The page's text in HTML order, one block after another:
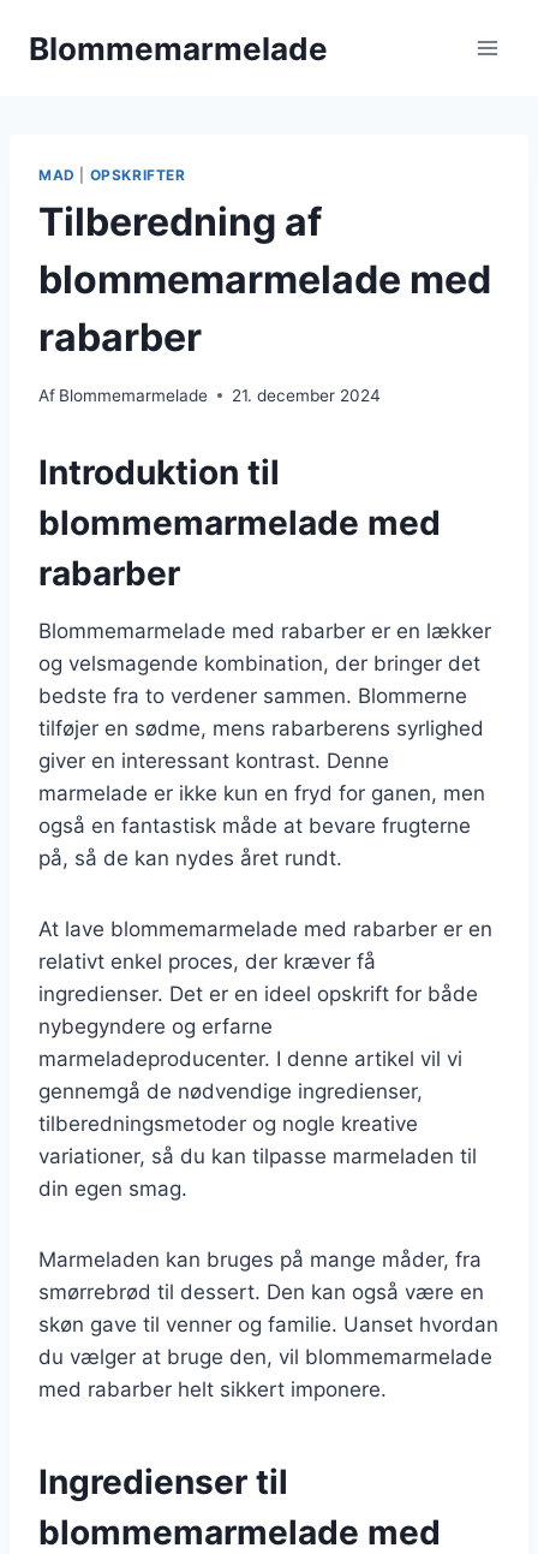
Blommemarmelade
MAD OPSKRIFTER
Tilberedning af
blommemarmelade med
rabarber
Af Blommemarmelade 21. december 2024
Introduktion til
blommemarmelade med
rabarber
Blommemarmelade med rabarber er en lækker
og velsmagende kombination, der bringer det
bedste fra to verdener sammen. Blommerne
tilføjer en sødme, mens rabarberens syrlighed
giver en interessant kontrast. Denne
marmelade er ikke kun en fryd for ganen, men
også en fantastisk måde at bevare frugterne
på, så de kan nydes året rundt.
At lave blommemarmelade med rabarber er en
relativt enkel proces, der kræver få
ingredienser. Det er en ideel opskrift for både
nybegyndere og erfarne
marmeladeproducenter. I denne artikel vil vi
gennemgå de nødvendige ingredienser,
tilberedningsmetoder og nogle kreative
variationer, så du kan tilpasse marmeladen til
din egen smag.
Marmeladen kan bruges på mange måder, fra
smørrebrød til dessert. Den kan også være en
skøn gave til venner og familie. Uanset hvordan
du vælger at bruge den, vil blommemarmelade
med rabarber helt sikkert imponere.
Ingredienser til
blommemarmelade med